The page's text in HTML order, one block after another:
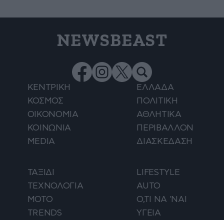
NEWSBEAST
ΚΕΝΤΡΙΚΗ
ΕΛΛΑΔΑ
ΚΟΣΜΟΣ
ΠΟΛΙΤΙΚΗ
ΟΙΚΟΝΟΜΙΑ
ΑΘΛΗΤΙΚΑ
ΚΟΙΝΩΝΙΑ
ΠΕΡΙΒΑΛΛΟΝ
MEDIA
ΔΙΑΣΚΕΔΑΣΗ
ΤΑΞΙΔΙ
LIFESTYLE
ΤΕΧΝΟΛΟΓΙΑ
AUTO
ΜΟΤΟ
Ο,ΤΙ ΝΑ 'ΝΑΙ
TRENDS
ΥΓΕΙΑ